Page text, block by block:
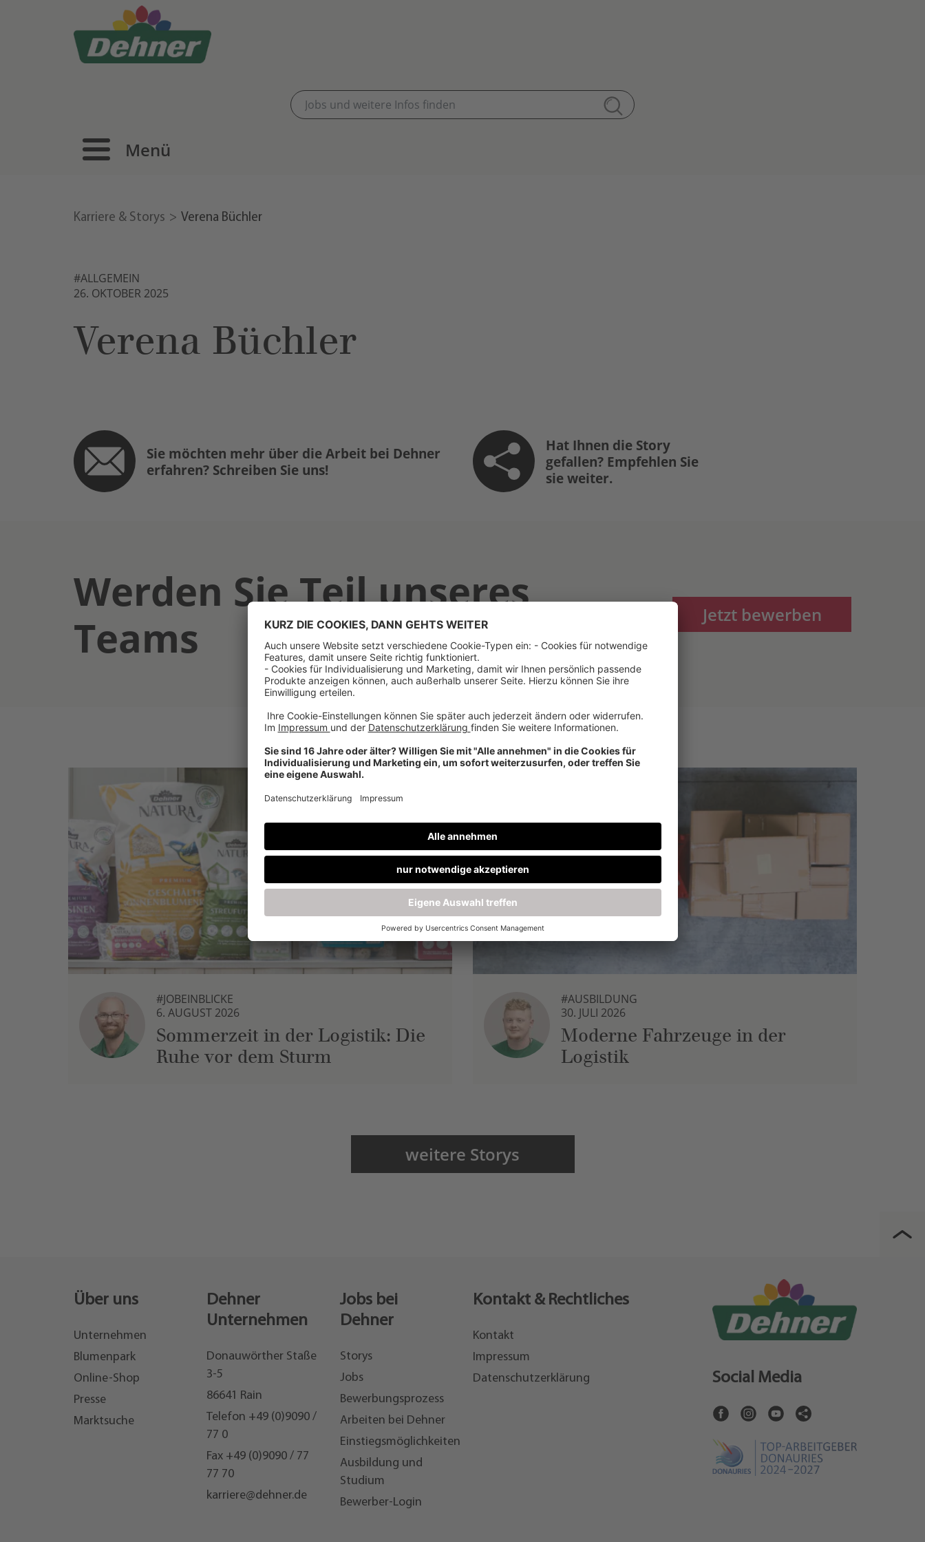
Menü
Karriere & Storys Verena Büchler
#ALLGEMEIN
26. OKTOBER 2025
Verena Büchler
Sie möchten mehr über die Arbeit bei Dehner
erfahren? Schreiben Sie uns!
Hat Ihnen die Story
gefallen? Empfehlen Sie
sie weiter.
Werden Sie Teil unseres
Teams
Jetzt bewerben
#JOBEINBLICKE
6. AUGUST 2026
Sommerzeit in der Logistik: Die
Ruhe vor dem Sturm
#AUSBILDUNG
30. JULI 2026
Moderne Fahrzeuge in der
Logistik
weitere Storys
Über uns
Unternehmen
Blumenpark
Online-Shop
Presse
Marktsuche
Dehner
Unternehmen
Donauwörther Staße
3-5
86641 Rain
Telefon +49 (0)9090 /
77 0
Fax +49 (0)9090 / 77
77 70
karriere@dehner.de
Jobs bei
Dehner
Storys
Jobs
Bewerbungsprozess
Arbeiten bei Dehner
Einstiegsmöglichkeiten
Ausbildung und
Studium
Bewerber-Login
Kontakt & Rechtliches
Kontakt
Impressum
Datenschutzerklärung
Social Media